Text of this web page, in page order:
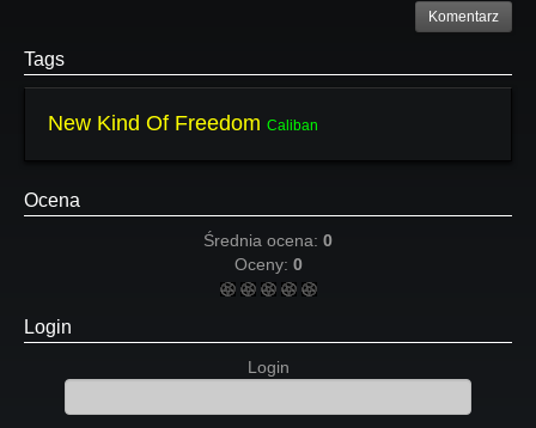
Komentarz
Tags
New Kind Of Freedom Caliban
Ocena
Średnia ocena: 0
Oceny: 0
Login
Login